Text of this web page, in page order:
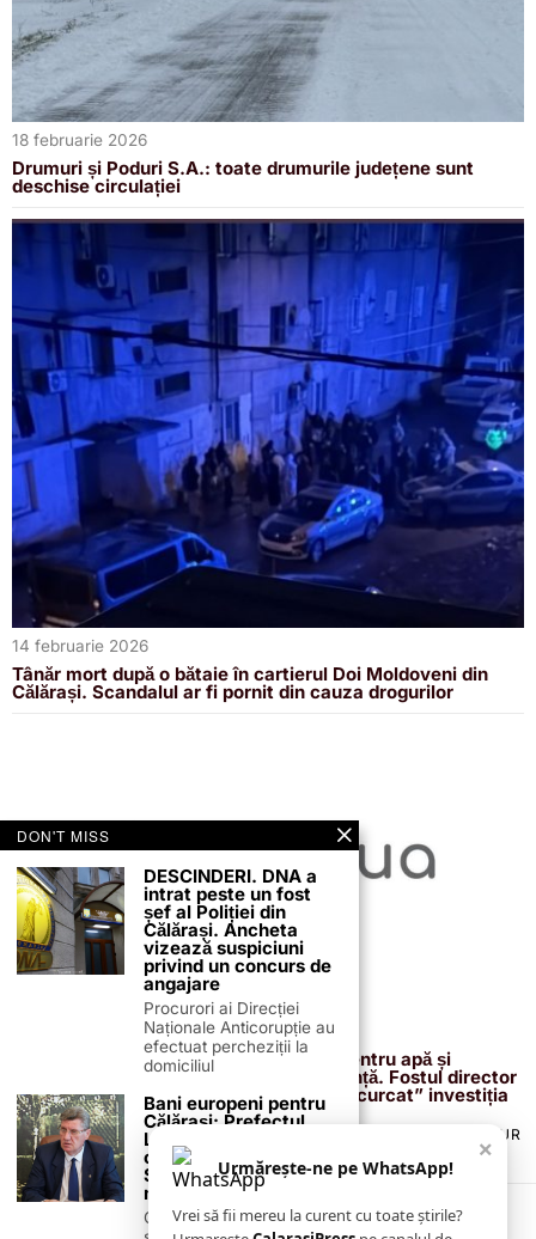
18 februarie 2026
Drumuri și Poduri S.A.: toate drumurile județene sunt
deschise circulației
14 februarie 2026
Tânăr mort după o bătaie în cartierul Doi Moldoveni din
Călărași. Scandalul ar fi pornit din cauza drogurilor
13 februarie 2026
Proiectul de 400 de milioane de euro pentru apă și
canalizare, confirmat definitiv de instanță. Fostul director
reacționează după acuzațiile că ar fi „încurcat” investiția
TERMENI ȘI CONDIȚII
POLITICA DE ANULARE & RETUR
PUBLICITATE ONLINE & TIPĂRITĂ
CONTACT
ZIARUL ANUNȚUL CĂLĂRĂȘEAN
×
Urmărește-ne pe WhatsApp!
Vrei să fii mereu la curent cu toate știrile?
DON'T MISS
DESCINDERI. DNA a
intrat peste un fost
șef al Poliției din
Călărași. Ancheta
vizează suspiciuni
privind un concurs de
angajare
Procurori ai Direcției
Naționale Anticorupție au
efectuat percheziții la
domiciliul
Bani europeni pentru
Călărași: Prefectul
Laurențiu State anunță
colaborarea cu ADR
Sud-Muntenia pentru
noi finanțări
Călărașul se pregătește